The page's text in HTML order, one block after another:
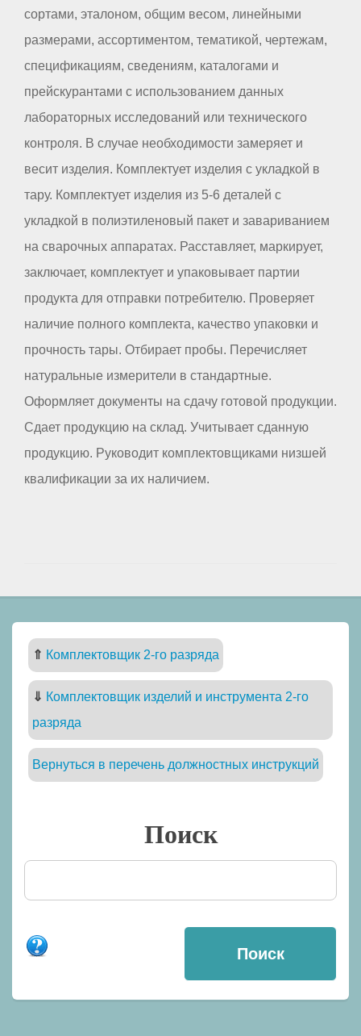
сортами, эталоном, общим весом, линейными
размерами, ассортиментом, тематикой, чертежам,
спецификациям, сведениям, каталогами и
прейскурантами с использованием данных
лабораторных исследований или технического
контроля. В случае необходимости замеряет и
весит изделия. Комплектует изделия с укладкой в
тару. Комплектует изделия из 5-6 деталей с
укладкой в полиэтиленовый пакет и завариванием
на сварочных аппаратах. Расставляет, маркирует,
заключает, комплектует и упаковывает партии
продукта для отправки потребителю. Проверяет
наличие полного комплекта, качество упаковки и
прочность тары. Отбирает пробы. Перечисляет
натуральные измерители в стандартные.
Оформляет документы на сдачу готовой продукции.
Сдает продукцию на склад. Учитывает сданную
продукцию. Руководит комплектовщиками низшей
квалификации за их наличием.
⇑ Комплектовщик 2-го разряда
⇓ Комплектовщик изделий и инструмента 2-го
разряда
Вернуться в перечень должностных инструкций
Поиск